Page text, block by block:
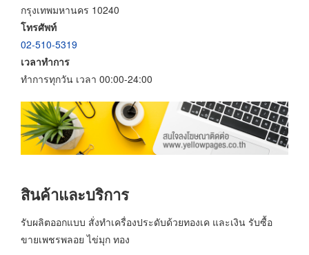
กรุงเทพมหานคร 10240
โทรศัพท์
02-510-5319
เวลาทำการ
ทำการทุกวัน เวลา 00:00-24:00
สินค้าและบริการ
รับผลิตออกแบบ สั่งทำเครื่องประดับด้วยทองเค และเงิน รับซื้อ
ขายเพชรพลอย ไข่มุก ทอง